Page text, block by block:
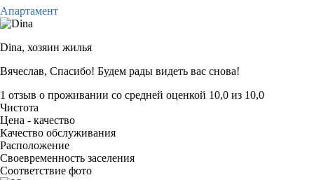
Апартамент
Dina, хозяин жилья
Вячеслав, Спасибо! Будем рады видеть вас снова!
1 отзыв о проживании со средней оценкой 10,0 из 10,0
Чистота
Цена - качество
Качество обслуживания
Расположение
Своевременность заселения
Соответствие фото